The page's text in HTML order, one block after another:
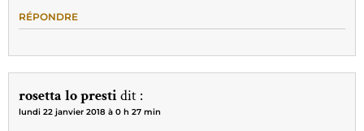
RÉPONDRE
rosetta lo prestidit :
lundi 22 janvier 2018 à 0 h 27 min